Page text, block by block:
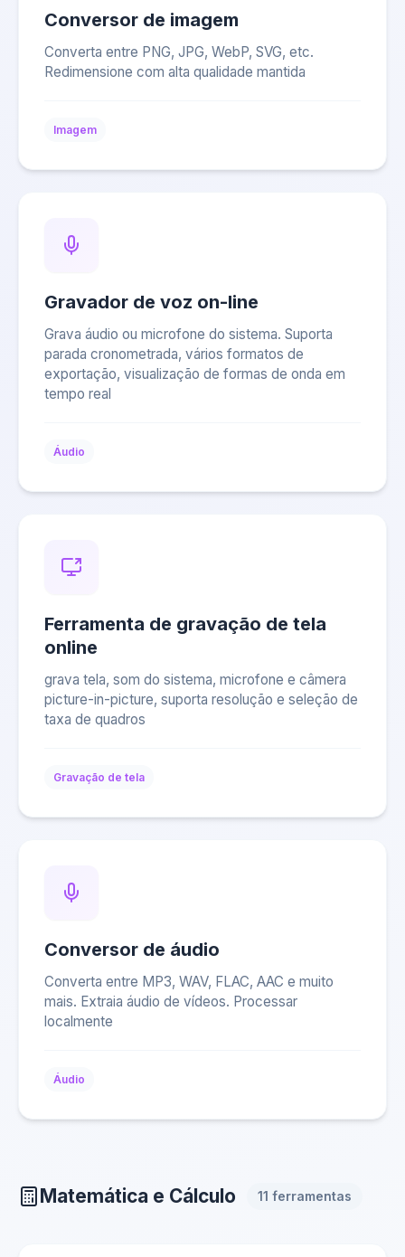
Conversor de imagem
Converta entre PNG, JPG, WebP, SVG, etc.
Redimensione com alta qualidade mantida
Imagem
Gravador de voz on-line
Grava áudio ou microfone do sistema. Suporta
parada cronometrada, vários formatos de
exportação, visualização de formas de onda em
tempo real
Áudio
Ferramenta de gravação de tela
online
grava tela, som do sistema, microfone e câmera
picture-in-picture, suporta resolução e seleção de
taxa de quadros
Gravação de tela
Conversor de áudio
Converta entre MP3, WAV, FLAC, AAC e muito
mais. Extraia áudio de vídeos. Processar
localmente
Áudio
Matemática e Cálculo 11 ferramentas